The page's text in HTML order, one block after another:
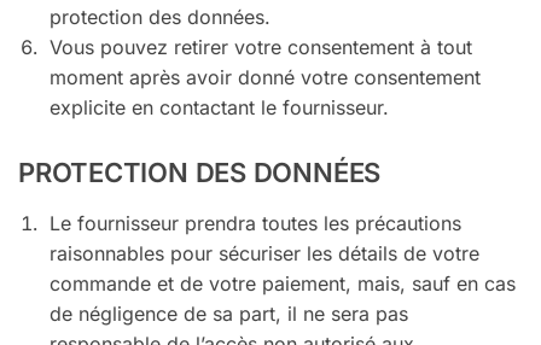
protection des données.
Vous pouvez retirer votre consentement à tout
moment après avoir donné votre consentement
explicite en contactant le fournisseur.
PROTECTION DES DONNÉES
Le fournisseur prendra toutes les précautions
raisonnables pour sécuriser les détails de votre
commande et de votre paiement, mais, sauf en cas
de négligence de sa part, il ne sera pas